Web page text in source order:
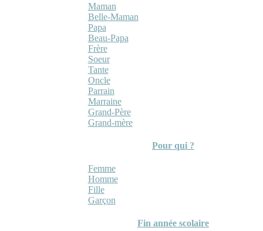
Maman
Belle-Maman
Papa
Beau-Papa
Frère
Soeur
Tante
Oncle
Parrain
Marraine
Grand-Père
Grand-mère
Pour qui ?
Femme
Homme
Fille
Garçon
Fin année scolaire